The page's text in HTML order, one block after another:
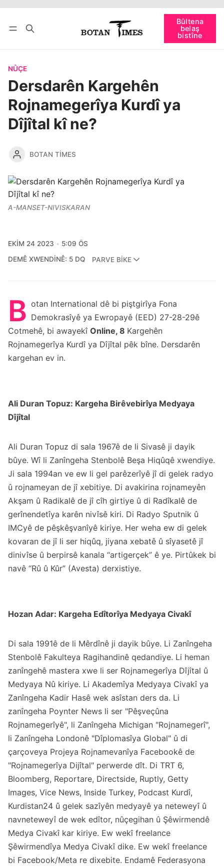
Bûltena
belaş
bistîne
bişopîne
NÛÇE
Dersdarên Kargehên
Rojnamegerîya Kurdî ya
Dîjîtal kî ne?
BOTAN TIMES
A-MANSET-NIVISKARAN
EKIM 24 2023
5:09 ÖS
DEMÊ XWENDINÊ: 5 DQ
PARVE BIKE
B otan International dê bi piştgirîya Fona
Demokrasîyê ya Ewropayê (EED) 27-28-29ê
Cotmehê, bi awayekî Online, 8 Kargehên
Rojnamegerîya Kurdî ya Dîjîtal pêk bîne. Dersdarên
kargehan ev in.
Ali Duran Topuz: Kargeha Birêvebirîya Medyaya
Dîjîtal
Ali Duran Topuz di sala 1967ê de li Sivasê ji dayik
bûye. Wî li Zanîngeha Stenbolê Beşa Hiqûqê xwendiye.
Ji sala 1994an ve ew li gel parêzerîyê jî di gelek radyo
û rojnameyan de jî xebitiye. Di avakirina rojnameyên
Akşam û Radikalê de jî cîh girtiye û di Radîkalê de
gerînendetîya karên nivîsê kiri. Di Radyo Sputnik û
IMCyê de pêşkêşvanîyê kiriye. Her weha ew di gelek
kovaran de jî li ser hiqûq, jiyana xebatê û sîyasetê jî
dinivîse û berpirsê kanala “artigerçek” ê ye. Pirtûkek bi
navê “Rû û Kûr” (Avesta) derxistiye.
Hozan Adar: Kargeha Edîtorîya Medyaya Civakî
Di sala 1991ê de li Mêrdînê ji dayik bûye. Li Zanîngeha
Stenbolê Fakulteya Ragihandinê qedandiye. Li heman
zanîngehê mastera xwe li ser Rojnamegerîya Dîjîtal û
Medyaya Nû kiriye. Li Akademîya Medyaya Civakî ya
Zanîngeha Kadir Hasê wek asîstan ders da. Li
zanîngeha Poynter News li ser "Pêşveçûna
Rojnamegerîyê", li Zanîngeha Michigan "Rojnamegerî",
li Zanîngeha Londonê "Dîplomasîya Global" û di
çarçoveya Projeya Rojnamevanîya Facebookê de
"Rojnamegerîya Dijîtal" perwerde dît. Di TRT 6,
Bloomberg, Reportare, Directside, Ruptly, Getty
Images, Vice News, Inside Turkey, Podcast Kurdî,
Kurdistan24 û gelek sazîyên medyayê ya neteweyî û
navneteweyî de wek edîtor, nûçegihan û Şêwirmendê
Medya Civakî kar kiriye. Ew wekî freelance
Şêwirmendîya Medya Civakî dike. Ew wekî freelance
bi Facebook/Meta re dixebite. Endamê Federasyona